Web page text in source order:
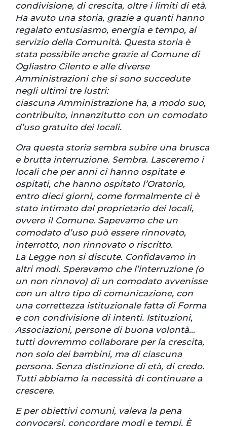
condivisione, di crescita, oltre i limiti di età.
Ha avuto una storia, grazie a quanti hanno
regalato entusiasmo, energia e tempo, al
servizio della Comunità. Questa storia è
stata possibile anche grazie al Comune di
Ogliastro Cilento e alle diverse
Amministrazioni che si sono succedute
negli ultimi tre lustri:
ciascuna Amministrazione ha, a modo suo,
contribuito, innanzitutto con un comodato
d’uso gratuito dei locali.
Ora questa storia sembra subire una brusca
e brutta interruzione. Sembra. Lasceremo i
locali che per anni ci hanno ospitate e
ospitati, che hanno ospitato l’Oratorio,
entro dieci giorni, come formalmente ci è
stato intimato dal proprietario dei locali,
ovvero il Comune. Sapevamo che un
comodato d’uso può essere rinnovato,
interrotto, non rinnovato o riscritto.
La Legge non si discute. Confidavamo in
altri modi. Speravamo che l’interruzione (o
un non rinnovo) di un comodato avvenisse
con un altro tipo di comunicazione, con
una correttezza istituzionale fatta di Forma
e con condivisione di intenti. Istituzioni,
Associazioni, persone di buona volontà…
tutti dovremmo collaborare per la crescita,
non solo dei bambini, ma di ciascuna
persona. Senza distinzione di età, di credo.
Tutti abbiamo la necessità di continuare a
crescere.
E per obiettivi comuni, valeva la pena
convocarsi, concordare modi e tempi. È